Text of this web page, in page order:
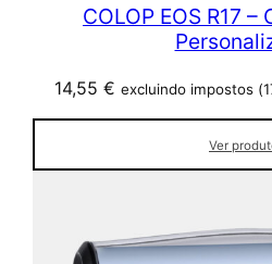
COLOP EOS R17
14,55 € excluindo impostos (
Ver